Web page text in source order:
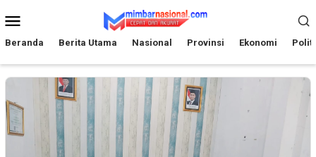
ke
Mobile
Beranda Berita Utama Nasional Provinsi Ekonomi